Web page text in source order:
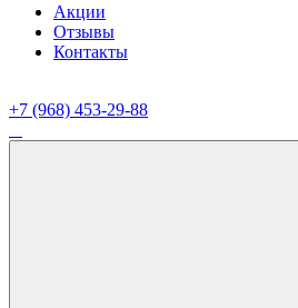
Акции
Отзывы
Контакты
+7 (968) 453-29-88